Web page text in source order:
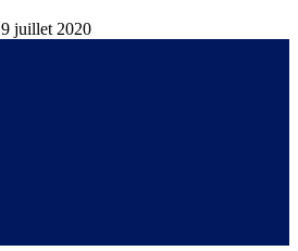
9 juillet 2020